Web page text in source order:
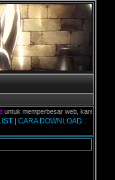
memperbesar web, karena
| CARA DOWNLOAD